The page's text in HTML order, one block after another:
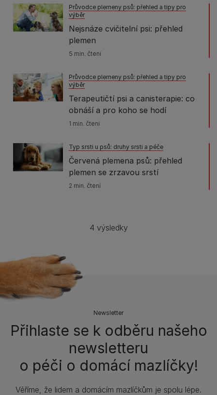
Průvodce plemeny psů: přehled a tipy pro
výběr
Nejsnáze cvičitelní psi: přehled
plemen
5 min. čtení
Průvodce plemeny psů: přehled a tipy pro
výběr
Terapeutičtí psi a canisterapie: co
obnáší a pro koho se hodí
1 min. čtení
Typ srsti u psů: druhy srsti a péče
Červená plemena psů: přehled
plemen se zrzavou srstí
2 min. čtení
4 výsledky
Newsletter
Přihlaste se k odběru našeho
newsletteru
o péči o domácí mazlíčky!
Věříme, že lidem a domácím mazlíčkům je spolu lépe.